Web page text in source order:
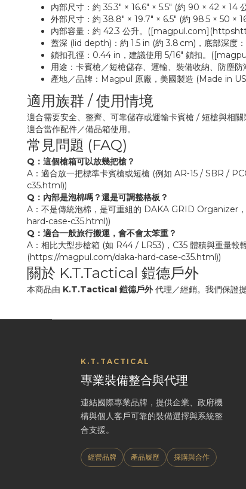
內部尺寸：約 35.3″ × 16.6″ × 5.5″ (約 90 × 42
外部尺寸：約 38.8″ × 19.7″ × 6.5″ (約 98.5 ×
內部容量：約 42.3 公升。
蓋深 (lid depth)：約 1.5 in (約 3.8 cm)，底部深
鎖扣孔徑：0.44 in，建議使用 5/16″ 鎖扣。
用途：卡賓槍／短槍儲存、運輸、裝備收納、防
產地／品牌：Magpul 原廠，美國製造 (Made in
適用族群 / 使用情境
適合需要安全、整齊、可靠儲存或運輸卡賓槍 / 短槍與相
適合當作配件／備品箱使用。
常見問題 (FAQ)
Q：這個槍箱可以放幾把槍？
A：適合放一把標準卡賓槍或短槍 (例如 AR‑15 / SBR /
c35.html))
Q：內部是泡棉嗎？還是可調整格板？
A：不是傳統泡棉，是可重組的 DAKA GRID
hard-case-c35.html))
Q：適合一般旅行搬運，會不會太笨重？
A：相比大型步槍箱 (如 R44 / LR53)，C35 體積與重量
(https://magpul.com/daka-hard-case-c35.html))
關於 K.T.Tactical 鎧德戶外
本商品由 K.T.Tactical 鎧德戶外代理／經銷。我們保證
K.T.TACTICAL
專業裝備整合與代理
連結國際專業品牌，提供企業、政府機
構與個人客戶可靠的裝備選擇與系統整
合支援。
經營品牌 產品履歷 採購與合作